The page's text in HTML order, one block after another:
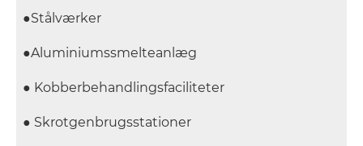
●Stålværker
●Aluminiumssmelteanlæg
● Kobberbehandlingsfaciliteter
● Skrotgenbrugsstationer